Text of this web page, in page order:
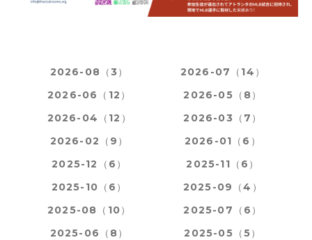
2026-08（3）
2026-07（14）
2026-06（12）
2026-05（8）
2026-04（12）
2026-03（7）
2026-02（9）
2026-01（6）
2025-12（6）
2025-11（6）
2025-10（6）
2025-09（4）
2025-08（10）
2025-07（6）
2025-06（8）
2025-05（5）